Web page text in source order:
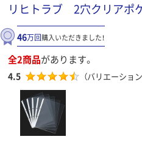
リヒトラブ 2穴クリアポ
46万回購入いただきました！
全2商品があります。
4.5 （バリエーショ